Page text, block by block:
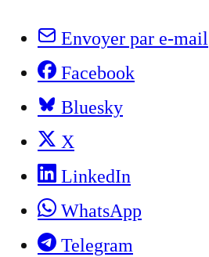
Envoyer par e-mail
Facebook
Bluesky
X
LinkedIn
WhatsApp
Telegram